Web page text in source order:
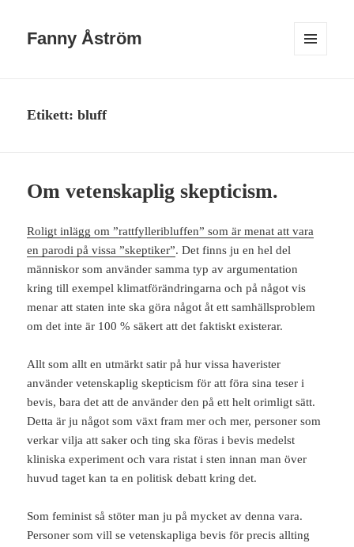
Fanny Åström
Etikett:bluff
Om vetenskaplig skepticism.
Roligt inlägg om ”rattfylleribluffen” som är menat att vara
en parodi på vissa ”skeptiker”. Det finns ju en hel del
människor som använder samma typ av argumentation
kring till exempel klimatförändringarna och på något vis
menar att staten inte ska göra något åt ett samhällsproblem
om det inte är 100 % säkert att det faktiskt existerar.
Allt som allt en utmärkt satir på hur vissa haverister
använder vetenskaplig skepticism för att föra sina teser i
bevis, bara det att de använder den på ett helt orimligt sätt.
Detta är ju något som växt fram mer och mer, personer som
verkar vilja att saker och ting ska föras i bevis medelst
kliniska experiment och vara ristat i sten innan man över
huvud taget kan ta en politisk debatt kring det.
Som feminist så stöter man ju på mycket av denna vara.
Personer som vill se vetenskapliga bevis för precis allting